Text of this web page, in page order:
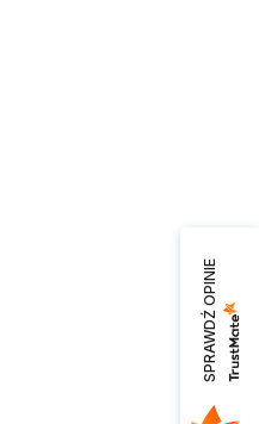
SPRAWDŹ OPINIE